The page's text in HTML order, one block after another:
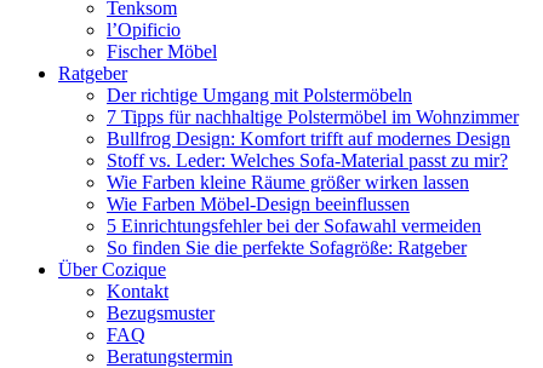
Tenksom
l’Opificio
Fischer Möbel
Ratgeber
Der richtige Umgang mit Polstermöbeln
7 Tipps für nachhaltige Polstermöbel im Wohnzimmer
Bullfrog Design: Komfort trifft auf modernes Design
Stoff vs. Leder: Welches Sofa-Material passt zu mir?
Wie Farben kleine Räume größer wirken lassen
Wie Farben Möbel-Design beeinflussen
5 Einrichtungsfehler bei der Sofawahl vermeiden
So finden Sie die perfekte Sofagröße: Ratgeber
Über Cozique
Kontakt
Bezugsmuster
FAQ
Beratungstermin